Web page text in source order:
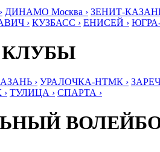
ДИНАМО Москва › ЗЕНИТ-
› КУЗБАСС › ЕНИСЕЙ ›
› УРАЛОЧКА-НТМК ›
ТУЛИЦА › СПАРТА ›